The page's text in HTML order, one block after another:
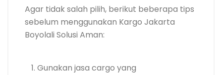
Agar tidak salah pilih, berikut beberapa tips
sebelum menggunakan Kargo Jakarta
Boyolali Solusi Aman:
Gunakan jasa cargo yang